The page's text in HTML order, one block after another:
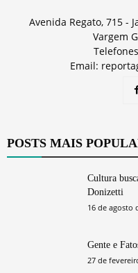
Avenida Regato, 715 -
Vargem
Email:
POSTS MAIS
Cultura
Donizetti
16 de agosto
Gente e
27 de